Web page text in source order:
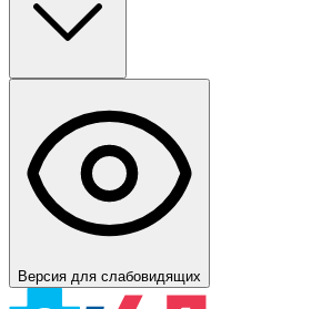
Версия для слабовидящих